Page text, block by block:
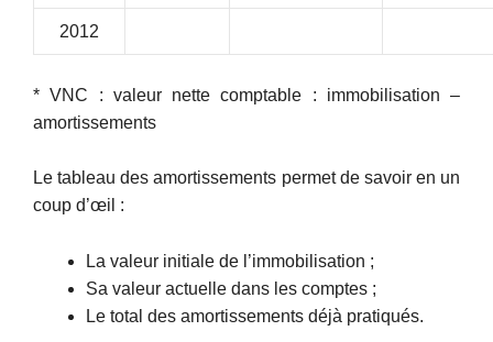
2012
* VNC : valeur nette comptable : immobilisation –
amortissements
Le tableau des amortissements permet de savoir en un
coup d’œil :
La valeur initiale de l’immobilisation ;
Sa valeur actuelle dans les comptes ;
Le total des amortissements déjà pratiqués.